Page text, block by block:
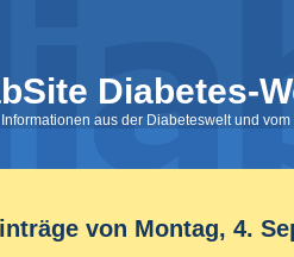
Diabetes-
aus der Diabeteswelt und
von Montag, 4.